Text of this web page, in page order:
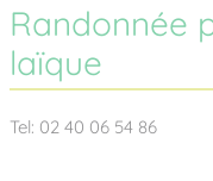
Randonnée
laïque
Tel: 02 40 06 54 86